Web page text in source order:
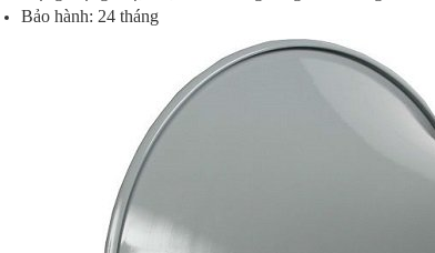
Bảo hành: 24 tháng